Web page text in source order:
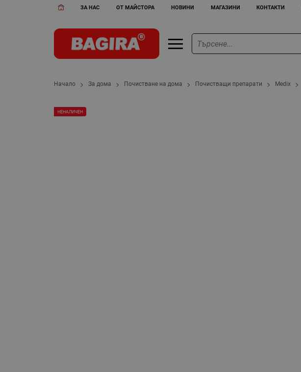
ЗА НАС ОТ МАЙСТОРА НОВИНИ МАГАЗИНИ КОНТАКТИ
Начало За дома Почистване на дома Почистващи препарати Medix
НЕНАЛИЧЕН